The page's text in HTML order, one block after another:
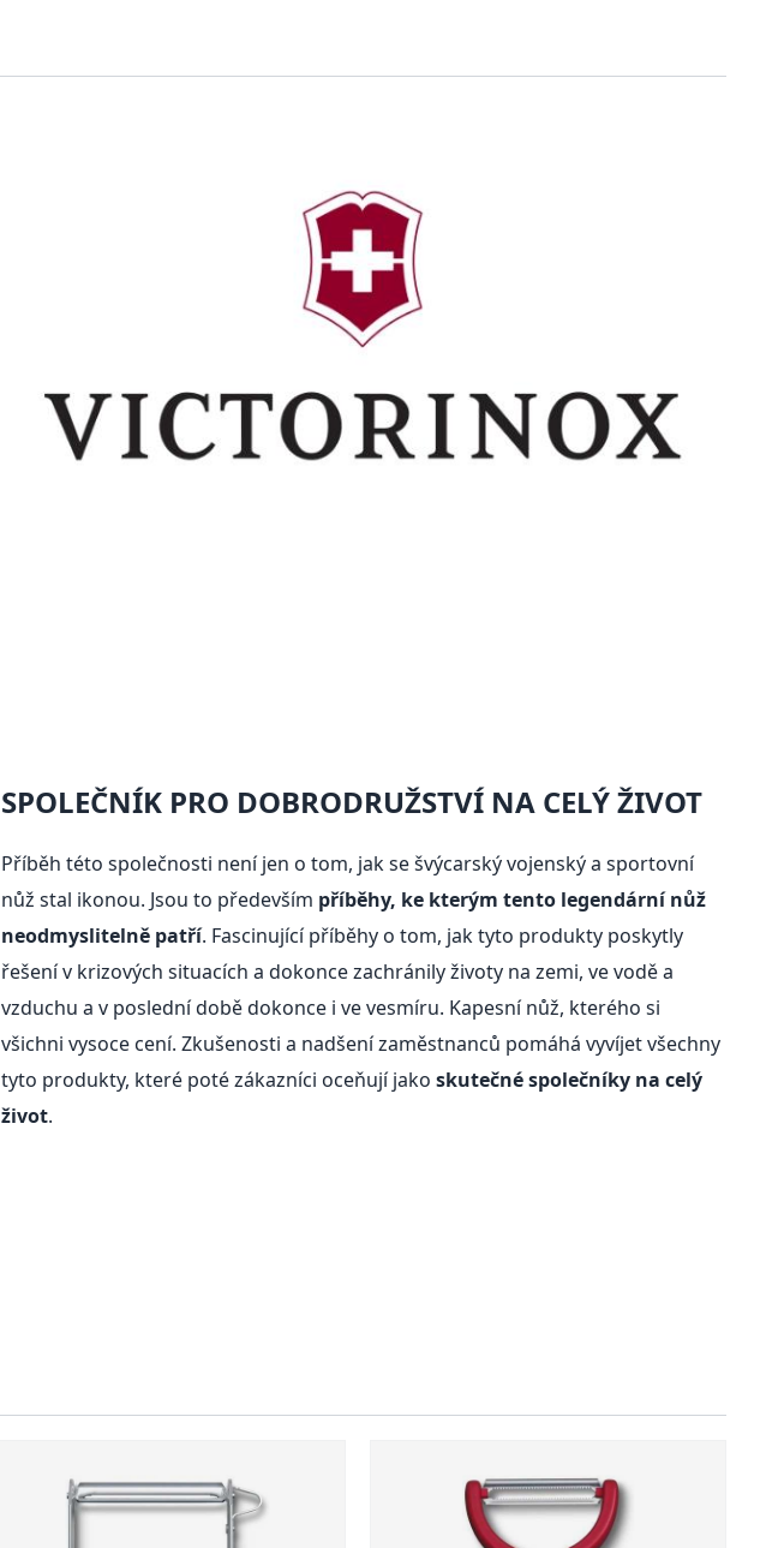
SPOLEČNÍK PRO DOBRODRUŽSTVÍ NA CELÝ ŽIVOT
Příběh této společnosti není jen o tom, jak se švýcarský vojenský a sportovní
nůž stal ikonou. Jsou to především příběhy, ke kterým tento legendární nůž
neodmyslitelně patří. Fascinující příběhy o tom, jak tyto produkty poskytly
řešení v krizových situacích a dokonce zachránily životy na zemi, ve vodě a
vzduchu a v poslední době dokonce i ve vesmíru. Kapesní nůž, kterého si
všichni vysoce cení. Zkušenosti a nadšení zaměstnanců pomáhá vyvíjet všechny
tyto produkty, které poté zákazníci oceňují jako skutečné společníky na celý
život.